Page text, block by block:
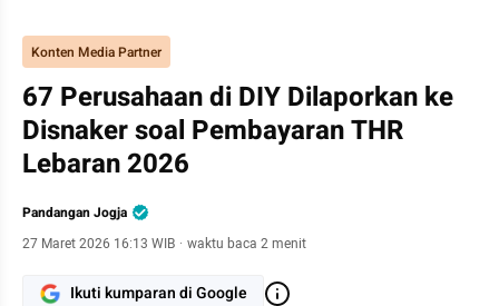
Konten Media Partner
67 Perusahaan di DIY Dilaporkan ke
Disnaker soal Pembayaran THR
Lebaran 2026
Pandangan Jogja
27 Maret 2026 16:13 WIB · waktu baca 2 menit
Ikuti kumparan di Google